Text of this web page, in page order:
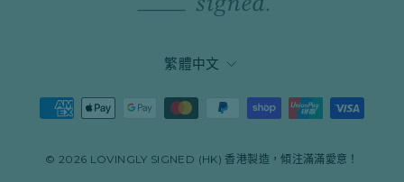
語
繁體中文
© 2026 LOVINGLY SIGNED (HK) 香港製造，傾注滿滿愛意！